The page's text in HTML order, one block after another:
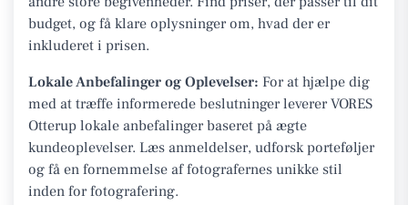
budget, og få klare oplysninger om, hvad der er
inkluderet i prisen.
Lokale Anbefalinger og Oplevelser: For at hjælpe dig
med at træffe informerede beslutninger leverer VORES
Otterup lokale anbefalinger baseret på ægte
kundeoplevelser. Læs anmeldelser, udforsk porteføljer
og få en fornemmelse af fotografernes unikke stil
inden for fotografering.